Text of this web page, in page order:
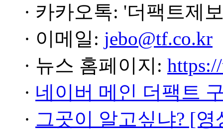
· 카카오톡: '더팩트제
· 이메일: jebo@tf.co.kr
· 뉴스 홈페이지:
· 네이버 메인 더팩트
· 그곳이 알고싶냐? [